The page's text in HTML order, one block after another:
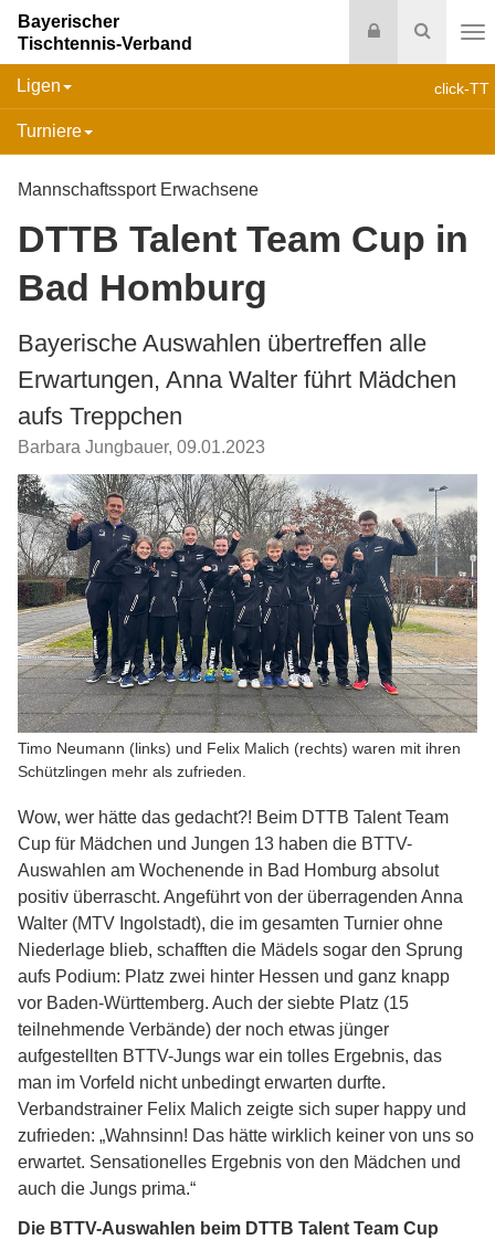
Suche
Login
Bayerischer
Tischtennis-Verband
click-TT
Ligen
Turniere
Mannschaftssport Erwachsene
DTTB Talent Team Cup in
Bad Homburg
Bayerische Auswahlen übertreffen alle
Erwartungen, Anna Walter führt Mädchen
aufs Treppchen
Barbara Jungbauer, 09.01.2023
Timo Neumann (links) und Felix Malich (rechts) waren mit ihren
Schützlingen mehr als zufrieden.
Wow, wer hätte das gedacht?! Beim DTTB Talent Team
Cup für Mädchen und Jungen 13 haben die BTTV-
Auswahlen am Wochenende in Bad Homburg absolut
positiv überrascht. Angeführt von der überragenden Anna
Walter (MTV Ingolstadt), die im gesamten Turnier ohne
Niederlage blieb, schafften die Mädels sogar den Sprung
aufs Podium: Platz zwei hinter Hessen und ganz knapp
vor Baden-Württemberg. Auch der siebte Platz (15
teilnehmende Verbände) der noch etwas jünger
aufgestellten BTTV-Jungs war ein tolles Ergebnis, das
man im Vorfeld nicht unbedingt erwarten durfte.
Verbandstrainer Felix Malich zeigte sich super happy und
zufrieden: „Wahnsinn! Das hätte wirklich keiner von uns so
erwartet. Sensationelles Ergebnis von den Mädchen und
auch die Jungs prima.“
Die BTTV-Auswahlen beim DTTB Talent Team Cup